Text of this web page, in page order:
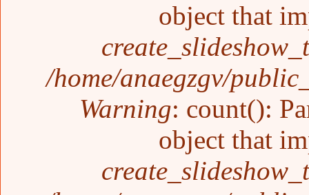
object that
/home/anaegzgv/
Warning: count():
object that